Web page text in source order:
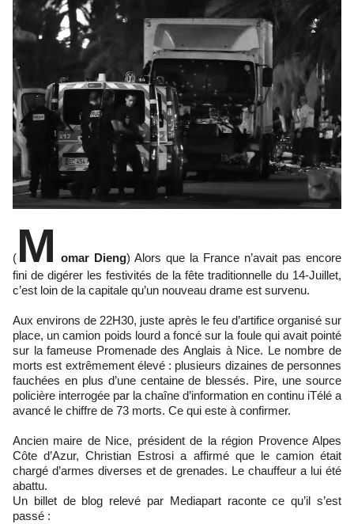
( M omar Dieng) Alors que la France n’avait pas encore
fini de digérer les festivités de la fête traditionnelle du 14-Juillet,
c’est loin de la capitale qu’un nouveau drame est survenu.
Aux environs de 22H30, juste après le feu d’artifice organisé sur
place, un camion poids lourd a foncé sur la foule qui avait pointé
sur la fameuse Promenade des Anglais à Nice. Le nombre de
morts est extrêmement élevé : plusieurs dizaines de personnes
fauchées en plus d’une centaine de blessés. Pire, une source
policière interrogée par la chaîne d’information en continu iTélé a
avancé le chiffre de 73 morts. Ce qui este à confirmer.
Ancien maire de Nice, président de la région Provence Alpes
Côte d’Azur, Christian Estrosi a affirmé que le camion était
chargé d’armes diverses et de grenades. Le chauffeur a lui été
abattu.
Un billet de blog relevé par Mediapart raconte ce qu’il s’est
passé :